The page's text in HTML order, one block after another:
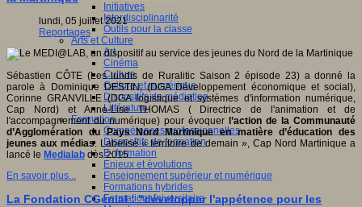
Initiatives
Interdisciplinarité
Outils pour la classe
Arts et Culture
Art
Cinéma
Culture
Culture et numérique
Dispositifs de médiation
Littérature
Formation
Compétences professionnelles
Dispositifs de formation
E- formation
Enjeux et évolutions
Enseignement supérieur et numérique
Formations hybrides
Formation universitaire
lundi, 05 juillet 2021
Reportages
Sébastien CÔTE (Les lundis de Ruralitic Saison 2 épisode 23) a donné la
parole à Dominique DESTIN, (DGA Développement économique et social),
Corinne GRANVILLE (DGA logistique et systèmes d'information numérique,
Cap Nord) et Anne-Lise THOMAS ( Directrice de l'animation et de
l'accompagnement du numérique) pour évoquer l’action de la Communauté
d’Agglomération du Pays Nord Martinique en matière d’éducation des
jeunes aux médias. Labelisé « territoire de demain », Cap Nord Martinique a
lancé le Medialab dès 2015.
En savoir plus...
La Fondation CGénial : "développer l'appétence pour les